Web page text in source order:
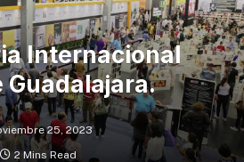
Internacional
Guadalajara.
25, 2023
2 Mins Read